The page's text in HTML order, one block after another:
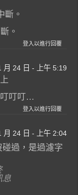
斷。
。
登入以進行回覆
月 24 日 - 上午 5:19
叮叮叮…
登入以進行回覆
月 24 日 - 上午 2:04
過，是過濾字
息